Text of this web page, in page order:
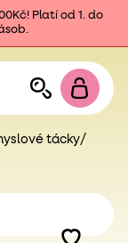
Platí od 1. do
tácky/